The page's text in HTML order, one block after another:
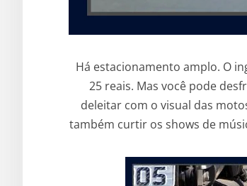
Há estacionamento amplo. O
25 reais. Mas você pode
deleitar com o visual das
também curtir os shows de